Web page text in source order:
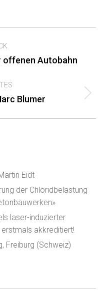
offenen Autobahn
Blumer
Eidt
der Chloridbelastung
laser-induzierter
akkreditiert!
Freiburg (Schweiz)